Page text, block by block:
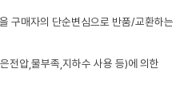
구매자의 단순변심으로 반품/교환하는
전압,물부족,지하수 사용 등)에 의한